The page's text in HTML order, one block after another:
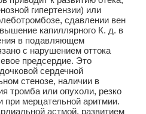
гипертензии) или
сдавлении вен
капиллярного К. д. в
в подавляющем
с нарушением оттока
предсердие. Это
сердечной
стенозе, наличии в
тромба или опухоли, резко
при мерцательной аритмии.
астмой, развитием